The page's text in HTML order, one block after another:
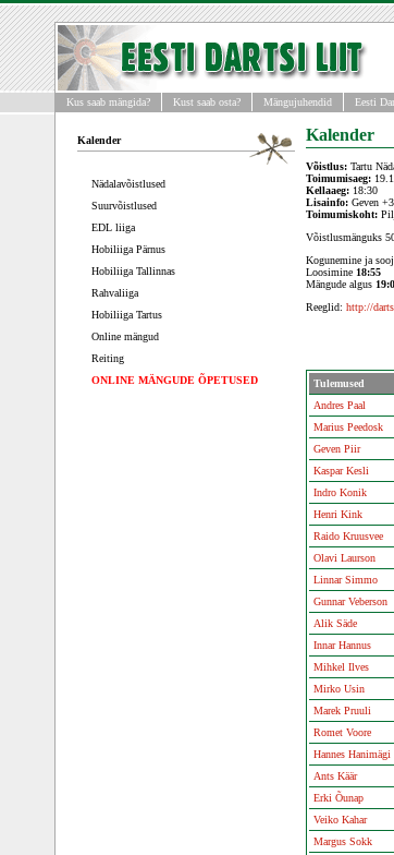
Kus saab mängida? Kust saab osta? Mängujuhendid Eesti
Kalender
Nädalavõistlused
Suurvõistlused
EDL liiga
Hobiliiga Pärnus
Hobiliiga Tallinnas
Rahvaliiga
Hobiliiga Tartus
Online mängud
Reiting
ONLINE MÄNGUDE ÕPETUSED
Kalender
Võistlus: Tartu
Toimumisaeg:
Kellaaeg: 18:30
Lisainfo: Geven
Toimumiskoht:
Võistlusmänguks
Kogunemine ja
Loosimine 18:55
Mängude algus
Reeglid: http://
Tulemused
Andres Paal
Marius Peedosk
Geven Piir
Kaspar Kesli
Indro Konik
Henri Kink
Raido Kruusvee
Olavi Laurson
Linnar Simmo
Gunnar Veberson
Alik Säde
Innar Hannus
Mihkel Ilves
Mirko Usin
Marek Pruuli
Romet Voore
Hannes Hanimägi
Ants Käär
Erki Õunap
Veiko Kahar
Margus Sokk